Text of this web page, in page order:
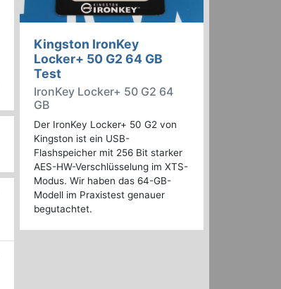
Kingston IronKey
Locker+ 50 G2 64 GB
Test
IronKey Locker+ 50 G2 64
GB
Der IronKey Locker+ 50 G2 von
Kingston ist ein USB-
Flashspeicher mit 256 Bit starker
AES-HW-Verschlüsselung im XTS-
Modus. Wir haben das 64-GB-
Modell im Praxistest genauer
begutachtet.